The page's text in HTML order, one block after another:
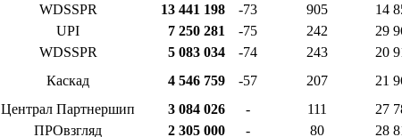
WDSSPR 13 441 198 -73 905 14
UPI 7 250 281 -75 242 29
WDSSPR 5 083 034 -74 243 20
Каскад 4 546 759 -57 207 21
Централ Партнершип 3 084 026 - 111 27
ПРОвзгляд 2 305 000 - 80 28